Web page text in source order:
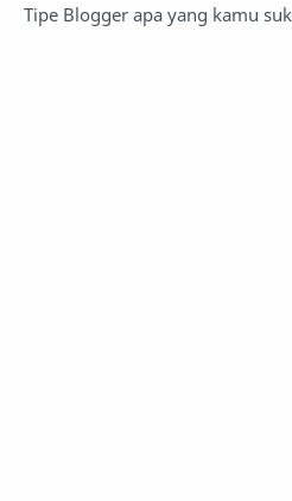
Tipe Blogger apa yang kamu